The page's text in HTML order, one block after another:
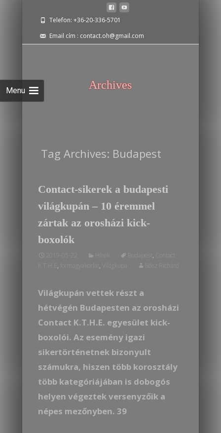
Telefon: +36-20-336-5701
Email cím : contact.oh@gmail.com
Archives
Tag Archives: Budapest
Contact-sikerek a budapesti
világkupán – 10 éremmel
zártak az orosházi kick-
boxolók
2019-05-22 ,
, formagyakorlat , Világkupa
Világkupán vettek részt a
hétvégén Budapesten az orosházi
Contact K.T.H.E. egyesület kick-
boxolói. Az esemény igazi
sikertörténetnek bizonyult
számukra, hiszen több korosztály
több kategóriájában is dobogós
helyen végeztek versenyzőik a
népes mezőnyben. 39